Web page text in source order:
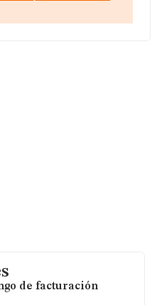
en Calle De Trujillo
de facturación